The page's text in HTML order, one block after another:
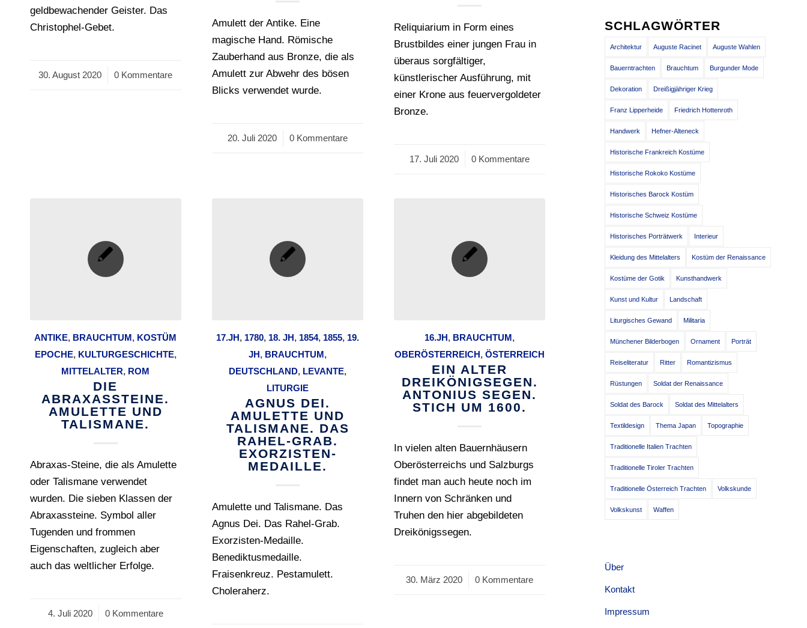
geldbewachender Geister. Das
Christophel-Gebet.
30. August 2020
/ 0 Kommentare
Amulett der Antike. Eine
magische Hand. Römische
Zauberhand aus Bronze, die als
Amulett zur Abwehr des bösen
Blicks verwendet wurde.
20. Juli 2020
/ 0 Kommentare
Reliquiarium in Form eines
Brustbildes einer jungen Frau in
überaus sorgfältiger,
künstlerischer Ausführung, mit
einer Krone aus feuervergoldeter
Bronze.
17. Juli 2020
/ 0 Kommentare
ANTIKE, BRAUCHTUM, KOSTÜM
EPOCHE, KULTURGESCHICHTE,
MITTELALTER, ROM
DIE
ABRAXASSTEINE.
AMULETTE UND
TALISMANE.
Abraxas-Steine, die als Amulette
oder Talismane verwendet
wurden. Die sieben Klassen der
Abraxassteine. Symbol aller
Tugenden und frommen
Eigenschaften, zugleich aber
auch das weltlicher Erfolge.
4. Juli 2020
/ 0 Kommentare
17.JH, 1780, 18. JH, 1854, 1855, 19.
JH, BRAUCHTUM,
DEUTSCHLAND, LEVANTE,
LITURGIE
AGNUS DEI.
AMULETTE UND
TALISMANE. DAS
RAHEL-GRAB.
EXORZISTEN-
MEDAILLE.
Amulette und Talismane. Das
Agnus Dei. Das Rahel-Grab.
Exorzisten-Medaille.
Benediktusmedaille.
Fraisenkreuz. Pestamulett.
Choleraherz.
16.JH, BRAUCHTUM,
OBERÖSTERREICH,ÖSTERREICH
EIN ALTER
DREIKÖNIGSEGEN.
ANTONIUS SEGEN.
STICH UM 1600.
In vielen alten Bauernhäusern
Oberösterreichs und Salzburgs
findet man auch heute noch im
Innern von Schränken und
Truhen den hier abgebildeten
Dreikönigssegen.
30. März 2020
/ 0 Kommentare
SCHLAGWÖRTER
Architektur Auguste Racinet Auguste Wahlen
Bauerntrachten Brauchtum Burgunder Mode
Dekoration Dreißigjähriger Krieg
Franz Lipperheide Friedrich Hottenroth
Handwerk Hefner-Alteneck
Historische Frankreich Kostüme
Historische Rokoko Kostüme
Historisches Barock Kostüm
Historische Schweiz Kostüme
Historisches Porträtwerk Interieur
Kleidung des Mittelalters Kostüm der Renaissance
Kostüme der Gotik Kunsthandwerk
Kunst und Kultur Landschaft
Liturgisches Gewand Militaria
Münchener Bilderbogen Ornament Porträt
Reiseliteratur Ritter Romantizismus
Rüstungen Soldat der Renaissance
Soldat des Barock Soldat des Mittelalters
Textildesign Thema Japan Topographie
Traditionelle Italien Trachten
Traditionelle Tiroler Trachten
Traditionelle Österreich Trachten Volkskunde
Volkskunst Waffen
Über
Kontakt
Impressum